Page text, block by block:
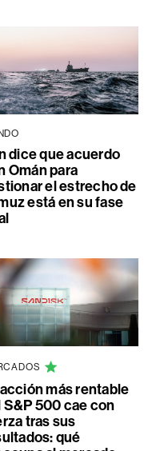
dice que acuerdo
Omán para
el estrecho de
está en su fase
más rentable
S&P 500 cae con
tras sus
qué